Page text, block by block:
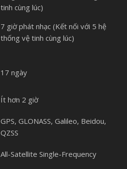
tinh cùng lúc)
7 giờ phát nhạc (Kết nối với 5 hệ
thống vệ tinh cùng lúc)
17 ngày
Ít hơn 2 giờ
GPS, GLONASS, Galileo, Beidou,
QZSS
All-Satellite Single-Frequency